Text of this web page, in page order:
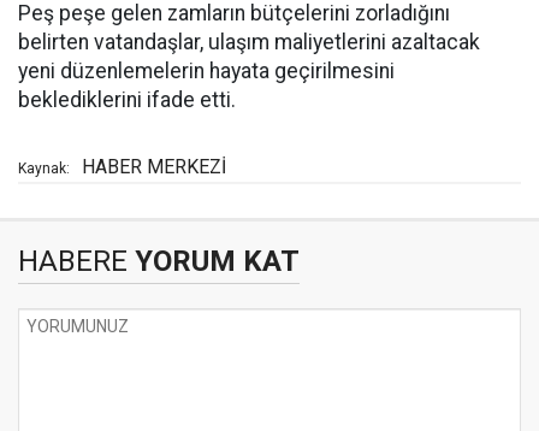
Peş peşe gelen zamların bütçelerini zorladığını
belirten vatandaşlar, ulaşım maliyetlerini azaltacak
yeni düzenlemelerin hayata geçirilmesini
beklediklerini ifade etti.
Kaynak: HABER MERKEZİ
HABERE YORUM KAT